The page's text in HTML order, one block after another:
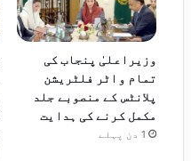
وزیراعلیٰ پنجاب کی
تمام واٹر فلٹریشن
پلانٹس کے منصوبے جلد
مکمل کرنے کی ہدایت
1 دن پہلے